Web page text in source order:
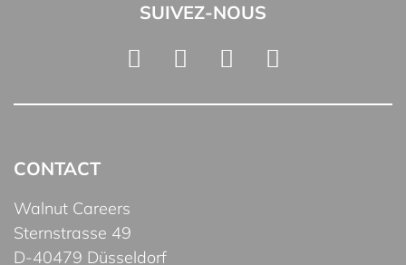
SUIVEZ-NOUS
CONTACT
Walnut Careers
Sternstrasse 49
D-40479 Düsseldorf